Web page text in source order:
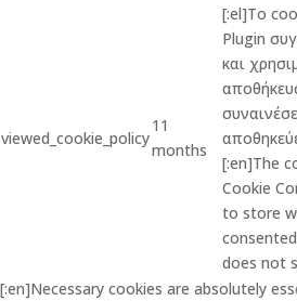
viewed_cookie_policy
11
months
[:el]Το
Plugin
και
[:en]The
Cookie
to store
does not
[:en]Necessary cookies are absolutely